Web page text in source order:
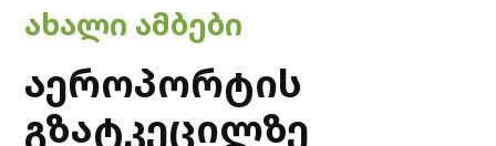
POSTED
ᲐᲮᲐᲚᲘ ᲐᲛᲑᲔᲑᲘ
აეროპორტის
გზატკეცილზე